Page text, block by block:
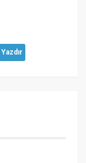
Yazdır